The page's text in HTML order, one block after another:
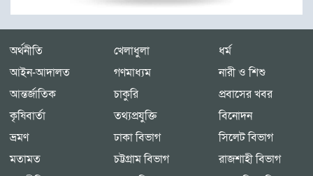
অর্থনীতি
আইন-আদালত
আন্তর্জাতিক
কৃষিবার্তা
খেলাধুলা
গণমাধ্যম
চাকুরি
তথ্যপ্রযুক্তি
ধর্ম
নারী ও শিশু
প্রবাসের খবর
বিনোদন
ভ্রমণ
মতামত
ঢাকা বিভাগ
চট্টগ্রাম বিভাগ
সিলেট বিভাগ
রাজশাহী বিভাগ